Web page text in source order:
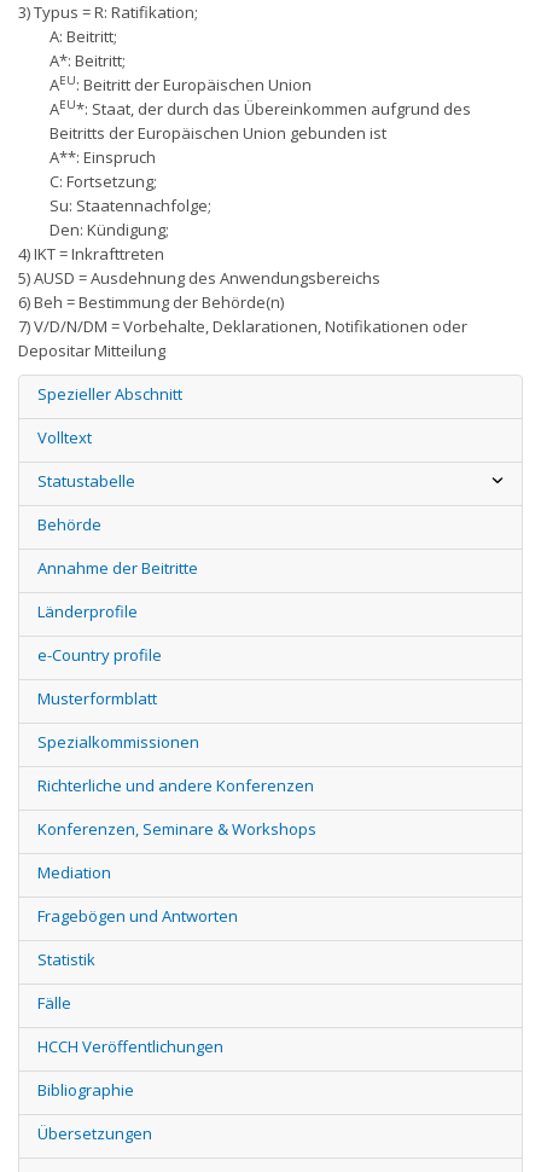
3) Typus = R: Ratifikation;
A: Beitritt;
A*: Beitritt;
AEU: Beitritt der Europäischen Union
AEU*: Staat, der durch das Übereinkommen aufgrund des
Beitritts der Europäischen Union gebunden ist
A**: Einspruch
C: Fortsetzung;
Su: Staatennachfolge;
Den: Kündigung;
4) IKT = Inkrafttreten
5) AUSD = Ausdehnung des Anwendungsbereichs
6) Beh = Bestimmung der Behörde(n)
7) V/D/N/DM = Vorbehalte, Deklarationen, Notifikationen oder
Depositar Mitteilung
Spezieller Abschnitt
Volltext
Statustabelle
Behörde
Annahme der Beitritte
Länderprofile
e-Country profile
Musterformblatt
Spezialkommissionen
Richterliche und andere Konferenzen
Konferenzen, Seminare & Workshops
Mediation
Fragebögen und Antworten
Statistik
Fälle
HCCH Veröffentlichungen
Bibliographie
Übersetzungen